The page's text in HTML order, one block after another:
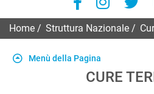
Home Struttura Nazionale
Menù della Pagina
CURE